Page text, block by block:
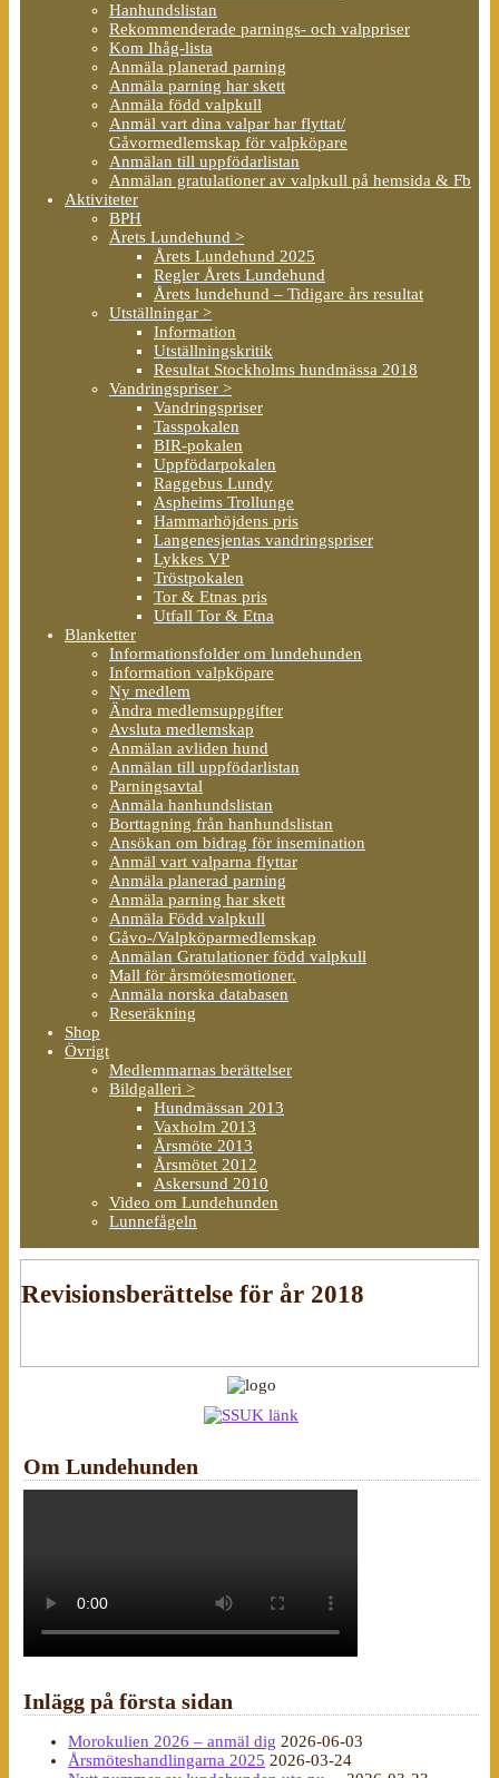
Hanhundslistan
Rekommenderade parnings- och valppriser
Kom Ihåg-lista
Anmäla planerad parning
Anmäla parning har skett
Anmäla född valpkull
Anmäl vart dina valpar har flyttat/
Gåvormedlemskap för valpköpare
Anmälan till uppfödarlistan
Anmälan gratulationer av valpkull på hemsida & Fb
Aktiviteter
BPH
Årets Lundehund >
Årets Lundehund 2025
Regler Årets Lundehund
Årets lundehund – Tidigare års resultat
Utställningar >
Information
Utställningskritik
Resultat Stockholms hundmässa 2018
Vandringspriser >
Vandringspriser
Tasspokalen
BIR-pokalen
Uppfödarpokalen
Raggebus Lundy
Aspheims Trollunge
Hammarhöjdens pris
Langenesjentas vandringspriser
Lykkes VP
Tröstpokalen
Tor & Etnas pris
Utfall Tor & Etna
Blanketter
Informationsfolder om lundehunden
Information valpköpare
Ny medlem
Ändra medlemsuppgifter
Avsluta medlemskap
Anmälan avliden hund
Anmälan till uppfödarlistan
Parningsavtal
Anmäla hanhundslistan
Borttagning från hanhundslistan
Ansökan om bidrag för insemination
Anmäl vart valparna flyttar
Anmäla planerad parning
Anmäla parning har skett
Anmäla Född valpkull
Gåvo-/Valpköparmedlemskap
Anmälan Gratulationer född valpkull
Mall för årsmötesmotioner.
Anmäla norska databasen
Reseräkning
Shop
Övrigt
Medlemmarnas berättelser
Bildgalleri >
Hundmässan 2013
Vaxholm 2013
Årsmöte 2013
Årsmötet 2012
Askersund 2010
Video om Lundehunden
Lunnefågeln
Revisionsberättelse för år 2018
Om Lundehunden
Inlägg på första sidan
Morokulien 2026 – anmäl dig 2026-06-03
Årsmöteshandlingarna 2025 2026-03-24